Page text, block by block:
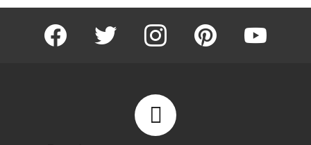
facebook twitter instagram pinterest youtube